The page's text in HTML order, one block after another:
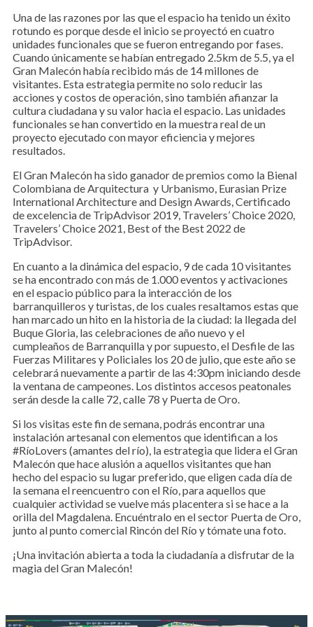
Una de las razones por las que el espacio ha tenido un éxito
rotundo es porque desde el inicio se proyectó en cuatro
unidades funcionales que se fueron entregando por fases.
Cuando únicamente se habían entregado 2.5km de 5.5, ya el
Gran Malecón había recibido más de 14 millones de
visitantes. Esta estrategia permite no solo reducir las
acciones y costos de operación, sino también afianzar la
cultura ciudadana y su valor hacia el espacio. Las unidades
funcionales se han convertido en la muestra real de un
proyecto ejecutado con mayor eficiencia y mejores
resultados.
El Gran Malecón ha sido ganador de premios como la Bienal
Colombiana de Arquitectura y Urbanismo, Eurasian Prize
International Architecture and Design Awards, Certificado
de excelencia de TripAdvisor 2019, Travelers’ Choice 2020,
Travelers’ Choice 2021, Best of the Best 2022 de
TripAdvisor.
En cuanto a la dinámica del espacio, 9 de cada 10 visitantes
se ha encontrado con más de 1.000 eventos y activaciones
en el espacio público para la interacción de los
barranquilleros y turistas, de los cuales resaltamos estas que
han marcado un hito en la historia de la ciudad: la llegada del
Buque Gloria, las celebraciones de año nuevo y el
cumpleaños de Barranquilla y por supuesto, el Desfile de las
Fuerzas Militares y Policiales los 20 de julio, que este año se
celebrará nuevamente a partir de las 4:30pm iniciando desde
la ventana de campeones. Los distintos accesos peatonales
serán desde la calle 72, calle 78 y Puerta de Oro.
Si los visitas este fin de semana, podrás encontrar una
instalación artesanal con elementos que identifican a los
#RíoLovers (amantes del río), la estrategia que lidera el Gran
Malecón que hace alusión a aquellos visitantes que han
hecho del espacio su lugar preferido, que eligen cada día de
la semana el reencuentro con el Río, para aquellos que
cualquier actividad se vuelve más placentera si se hace a la
orilla del Magdalena. Encuéntralo en el sector Puerta de Oro,
junto al punto comercial Rincón del Río y tómate una foto.
¡Una invitación abierta a toda la ciudadanía a disfrutar de la
magia del Gran Malecón!